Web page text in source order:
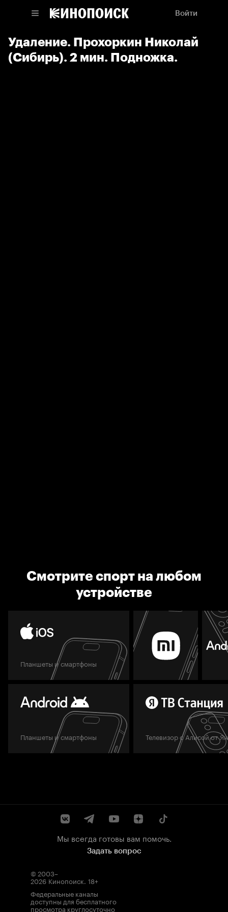
Войти
Удаление. Прохоркин Николай
(Сибирь). 2 мин. Подножка.
Смотрите спорт на любом
устройстве
Планшеты и смартфоны
Планшеты и смартфоны Телевизор с Алисой от
Мы всегда готовы вам помочь.
Задать вопрос
© 2003–
2026 Кинопоиск. 18+
Федеральные каналы
доступны для бесплатного
просмотра круглосуточно